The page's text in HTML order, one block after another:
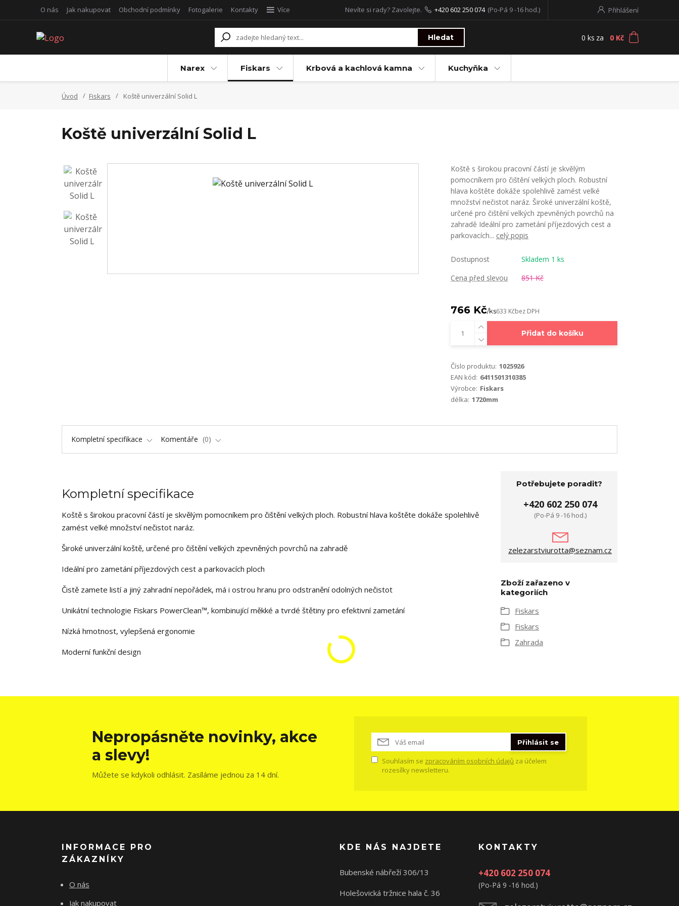
O nás Jak nakupovat Obchodní podmínky Fotogalerie Kontakty Více Přihlášení
Hledat
Nevíte si rady? Zavolejte. +420 602 250 074 (Po-Pá 9 -16 hod.)
0 ks za 0 Kč
Narex Fiskars Krbová a kachlová kamna Kuchyňka
Úvod Fiskars Koště univerzální Solid L
Koště univerzální Solid L
Koště s širokou pracovní částí je skvělým
pomocníkem pro čištění velkých ploch. Robustní
hlava koštěte dokáže spolehlivě zamést velké
množství nečistot naráz. Široké univerzální koště,
určené pro čištění velkých zpevněných povrchů na
zahradě Ideální pro zametání příjezdových cest a
parkovacích... celý popis
Dostupnost
Skladem 1 ks
Cena před slevou
851 Kč
766 Kč/ks633 Kčbez DPH
Přidat do košíku
Číslo produktu: 1025926
EAN kód: 6411501310385
Výrobce: Fiskars
délka: 1720mm
Kompletní specifikace Komentáře 0
Kompletní specifikace
Koště s širokou pracovní částí je skvělým pomocníkem pro čištění velkých ploch. Robustní hlava koštěte dokáže spolehlivě
zamést velké množství nečistot naráz.
Široké univerzální koště, určené pro čištění velkých zpevněných povrchů na zahradě
Ideální pro zametání příjezdových cest a parkovacích ploch
Čistě zamete listí a jiný zahradní nepořádek, má i ostrou hranu pro odstranění odolných nečistot
Unikátní technologie Fiskars PowerClean™, kombinující měkké a tvrdé štětiny pro efektivní zametání
Nízká hmotnost, vylepšená ergonomie
Moderní funkční design
Potřebujete poradit?
+420 602 250 074
(Po-Pá 9 -16 hod.)
zelezarstviurotta@seznam.cz
Zboží zařazeno v
kategoriích
Fiskars
Fiskars
Zahrada
Nepropásněte novinky, akce
a slevy!
Můžete se kdykoli odhlásit. Zasíláme jednou za 14 dní.
Přihlásit se
Souhlasím se zpracováním osobních údajů za účelem
rozesílky newsletteru.
INFORMACE PRO
ZÁKAZNÍKY
O nás
Jak nakupovat
KDE NÁS NAJDETE
Bubenské nábřeží 306/13
Holešovická tržnice hala č. 36
KONTAKTY
+420 602 250 074
(Po-Pá 9 -16 hod.)